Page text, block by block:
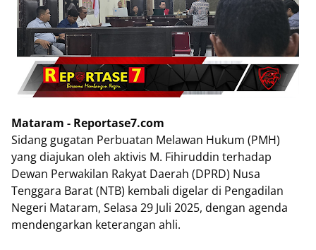
Mataram - Reportase7.com
Sidang gugatan Perbuatan Melawan Hukum (PMH)
yang diajukan oleh aktivis M. Fihiruddin terhadap
Dewan Perwakilan Rakyat Daerah (DPRD) Nusa
Tenggara Barat (NTB) kembali digelar di Pengadilan
Negeri Mataram, Selasa 29 Juli 2025, dengan agenda
mendengarkan keterangan ahli.